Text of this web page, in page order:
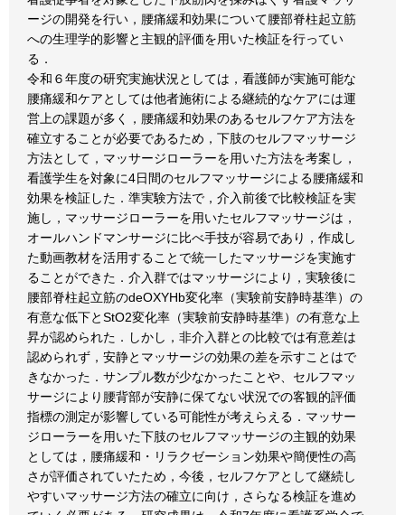
ージの開発を行い，腰痛緩和効果について腰部脊柱起立筋
への生理学的影響と主観的評価を用いた検証を行ってい
る．
令和６年度の研究実施状況としては，看護師が実施可能な
腰痛緩和ケアとしては他者施術による継続的なケアには運
営上の課題が多く，腰痛緩和効果のあるセルフケア方法を
確立することが必要であるため，下肢のセルフマッサージ
方法として，マッサージローラーを用いた方法を考案し，
看護学生を対象に4日間のセルフマッサージによる腰痛緩和
効果を検証した．準実験方法で，介入前後で比較検証を実
施し，マッサージローラーを用いたセルフマッサージは，
オールハンドマンサージに比べ手技が容易であり，作成し
た動画教材を活用することで統一したマッサージを実施す
ることができた．介入群ではマッサージにより，実験後に
腰部脊柱起立筋のdeOXYHb変化率（実験前安静時基準）の
有意な低下とStO2変化率（実験前安静時基準）の有意な上
昇が認められた．しかし，非介入群との比較では有意差は
認められず，安静とマッサージの効果の差を示すことはで
きなかった．サンプル数が少なかったことや、セルフマッ
サージにより腰背部が安静に保てない状況での客観的評価
指標の測定が影響している可能性が考えらえる．マッサー
ジローラーを用いた下肢のセルフマッサージの主観的効果
としては，腰痛緩和・リラクゼーション効果や簡便性の高
さが評価されていたため，今後，セルフケアとして継続し
やすいマッサージ方法の確立に向け，さらなる検証を進め